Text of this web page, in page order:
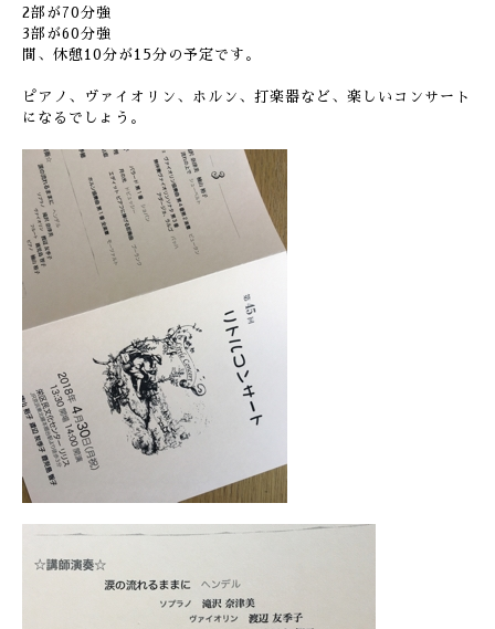
2部が70分強
3部が60分強
間、休憩10分が15分の予定です。
ピアノ、ヴァイオリン、ホルン、打楽器など、楽しいコンサート
になるでしょう。